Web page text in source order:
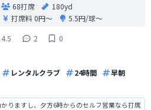
68打席
180yd
打席料0円〜
5.5円/球〜
4.5
2 0
レンタルクラブ 24時間
早朝
りますし、夕方6時からのセルフ営業なら打席